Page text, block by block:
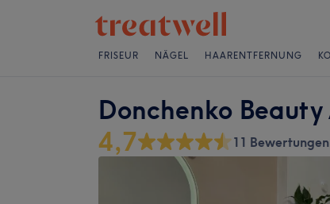
FRISEUR NÄGEL HAARENTFERNUNG
Donchenko
4,7 11 Bewertungen